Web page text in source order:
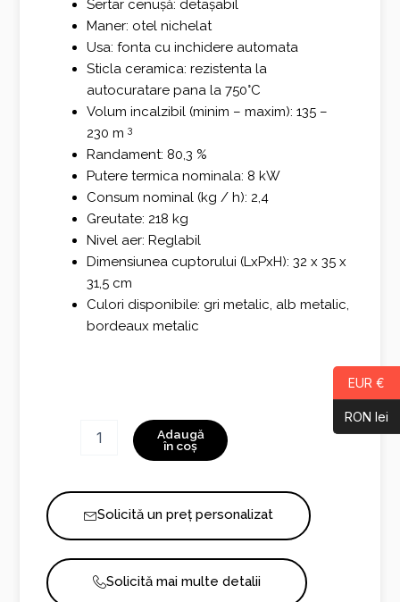
Sertar cenușă: detașabil
Maner: otel nichelat
Usa: fonta cu inchidere automata
Sticla ceramica: rezistenta la
autocuratare pana la 750°C
Volum incalzibil (minim – maxim): 135 –
230 m3
Randament: 80,3 %
Putere termica nominala: 8 kW
Consum nominal (kg / h): 2,4
Greutate: 218 kg
Nivel aer: Reglabil
Dimensiunea cuptorului (LxPxH): 32 x 35 x
31,5 cm
Culori disponibile: gri metalic, alb metalic,
bordeaux metalic
Cuptor
Adaugă
în coș
Solicită un preț personalizat
Solicită mai multe detalii
EUR €
RON lei